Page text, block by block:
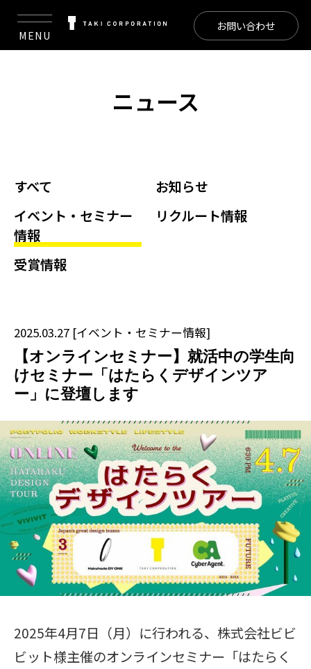
MENU
お問い合わせ
ニュース
すべて
お知らせ
イベント・セミナー
情報
リクルート情報
受賞情報
2025.03.27 [イベント・セミナー情報]
【オンラインセミナー】就活中の学生向
けセミナー「はたらくデザインツア
ー」に登壇します
2025年4月7日（月）に行われる、株式会社ビビ
ビット様主催のオンラインセミナー「はたらく